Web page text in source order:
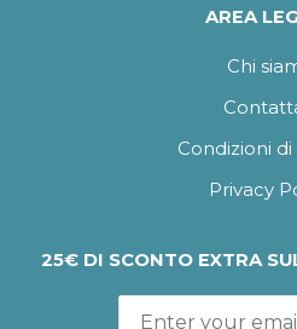
AREA
Chi
Condizioni
Privacy
25€ DI SCONTO EXTRA